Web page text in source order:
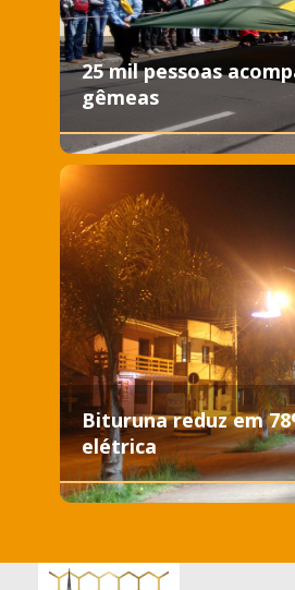
25 mil pessoas
gêmeas
Bituruna reduz em
elétrica